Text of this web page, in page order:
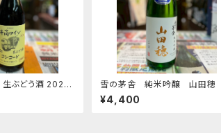
ぶどう酒 2025
雪の茅舎 純米吟醸 山田穂
生原酒 1800ｍｌ
¥4,400